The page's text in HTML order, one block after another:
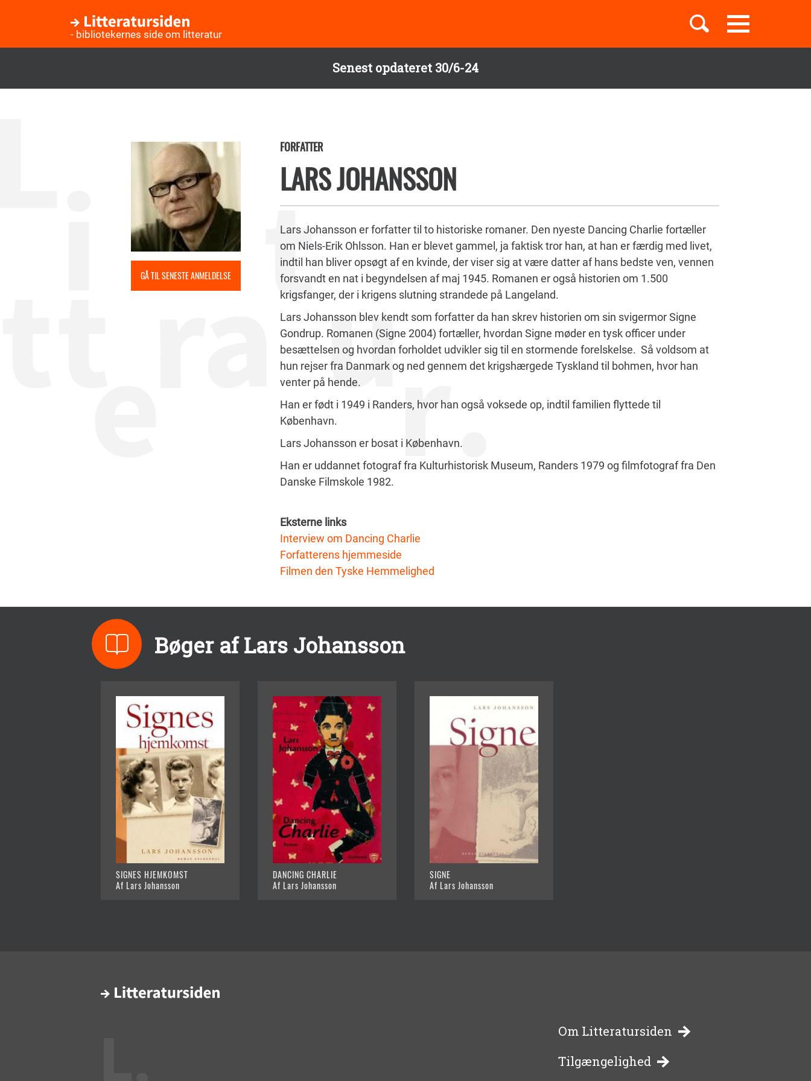
Senest opdateret 30/6-24
Toggle
navigation
- bibliotekernes side om litteratur
Børnebøger
Temaer
GÅ TIL SENESTE ANMELDELSE
FORFATTER
LARS JOHANSSON
Lars Johansson er forfatter til to historiske romaner. Den nyeste Dancing Charlie fortæller
om Niels-Erik Ohlsson. Han er blevet gammel, ja faktisk tror han, at han er færdig med livet,
indtil han bliver opsøgt af en kvinde, der viser sig at være datter af hans bedste ven, vennen
forsvandt en nat i begyndelsen af maj 1945. Romanen er også historien om 1.500
krigsfanger, der i krigens slutning strandede på Langeland.
Lars Johansson blev kendt som forfatter da han skrev historien om sin svigermor Signe
Gondrup. Romanen (Signe 2004) fortæller, hvordan Signe møder en tysk officer under
besættelsen og hvordan forholdet udvikler sig til en stormende forelskelse. Så voldsom at
hun rejser fra Danmark og ned gennem det krigshærgede Tyskland til bohmen, hvor han
venter på hende.
Han er født i 1949 i Randers, hvor han også voksede op, indtil familien flyttede til
København.
Lars Johansson er bosat i København.
Han er uddannet fotograf fra Kulturhistorisk Museum, Randers 1979 og filmfotograf fra Den
Danske Filmskole 1982.
Eksterne links
Interview om Dancing Charlie
Forfatterens hjemmeside
Filmen den Tyske Hemmelighed
Bøger af Lars Johansson
SIGNES HJEMKOMST
Af Lars Johansson
DANCING CHARLIE
Af Lars Johansson
SIGNE
Af Lars Johansson
-
Om Litteratursiden
Tilgængelighed